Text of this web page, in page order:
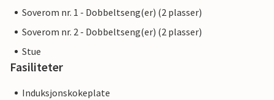
Soverom nr. 1 - Dobbeltseng(er) (2 plasser)
Soverom nr. 2 - Dobbeltseng(er) (2 plasser)
Stue
Fasiliteter
Induksjonskokeplate